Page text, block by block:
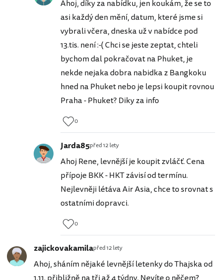
Ahoj, díky za nabídku, jen koukám, že se to
asi každý den mění, datum, které jsme si
vybrali včera, dneska už v nabídce pod
13.tis. není :-( Chci se jeste zeptat, chteli
bychom dal pokračovat na Phuket, je
nekde nejaka dobra nabidka z Bangkoku
hned na Phuket nebo je lepsi koupit rovnou
Praha - Phuket? Diky za info
0
Jarda85před 12 lety
Ahoj Rene, levnější je koupit zvláčť. Cena
přípoje BKK - HKT závisí od termínu.
Nejlevněji létáva Air Asia, chce to srovnat s
ostatními dopravci.
0
zajickovakamilapřed 12 lety
Ahoj, sháním nějaké levnější letenky do Thajska od